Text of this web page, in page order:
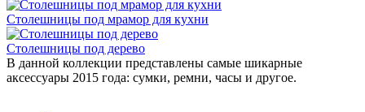
Столешницы под мрамор для кухни
Столешницы под дерево
данной коллекции представлены самые шикарные
аксессуары 2015 года: сумки, ремни, часы и другое.